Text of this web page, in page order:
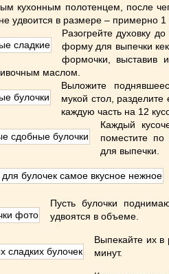
кухонным полотенцем, после
удвоится в размере – примерно 1
Разогрейте духовку
форму для выпечки
формочки, выставив
маслом.
Выложите
мукой стол, разделите
каждую часть на 12
Каждый
поместите
для выпечки.
Пусть булочки
удвоятся в объеме.
Выпекайте их в
минут.